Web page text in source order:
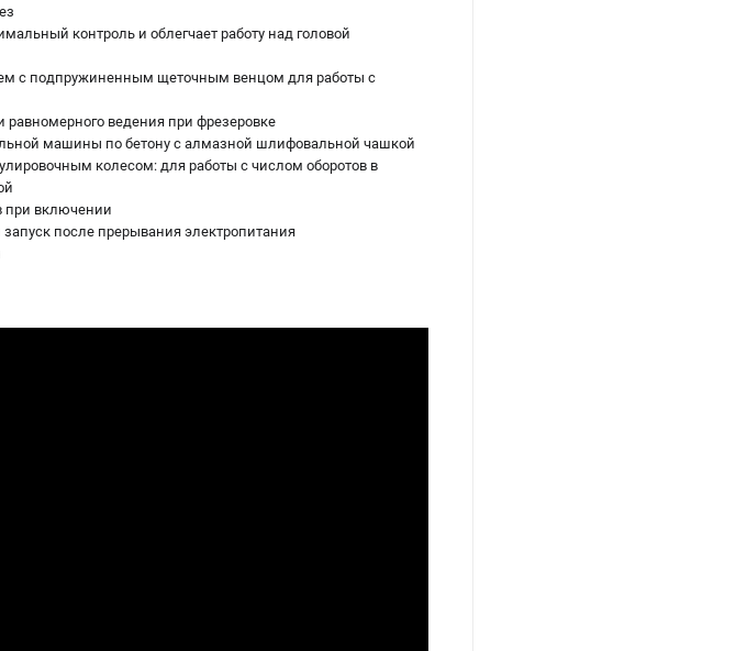
контроль и облегчает работу над головой
с подпружиненным щеточным венцом для работы с
равномерного ведения при фрезеровке
машины по бетону с алмазной шлифовальной чашкой
колесом: для работы с числом оборотов в
при включении
после прерывания электропитания